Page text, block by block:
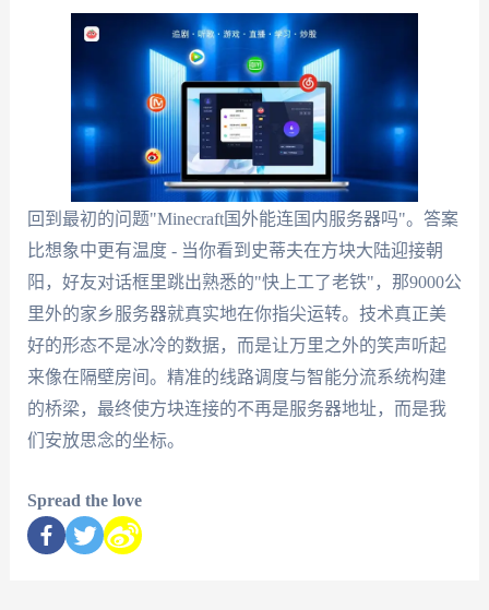
回到最初的问题"Minecraft国外能连国内服务器吗"。答案
比想象中更有温度 - 当你看到史蒂夫在方块大陆迎接朝
阳，好友对话框里跳出熟悉的"快上工了老铁"，那9000公
里外的家乡服务器就真实地在你指尖运转。技术真正美
好的形态不是冰冷的数据，而是让万里之外的笑声听起
来像在隔壁房间。精准的线路调度与智能分流系统构建
的桥梁，最终使方块连接的不再是服务器地址，而是我
们安放思念的坐标。
Spread the love